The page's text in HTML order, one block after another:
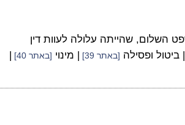
השלום, שהייתה עלולה לעוות דין
| ביטול ופסילה [באתר 39] | מינוי [באתר 40]
|